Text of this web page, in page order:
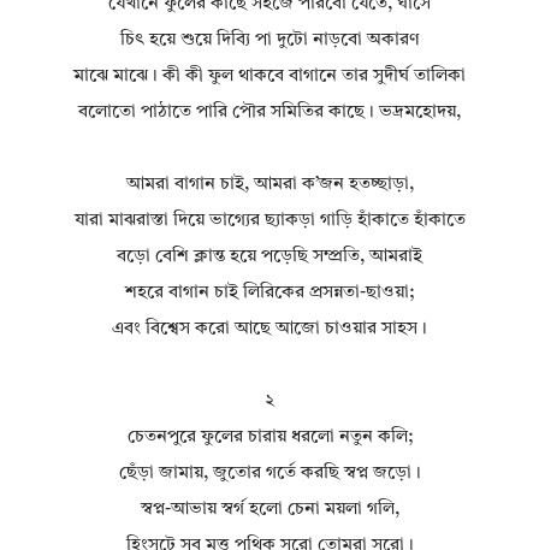
যেখানে ফুলের কাছে সহজে পারবো যেতে, ঘাসে
চিৎ হয়ে শুয়ে দিব্যি পা দুটো নাড়বো অকারণ
মাঝে মাঝে। কী কী ফুল থাকবে বাগানে তার সুদীর্ঘ তালিকা
বলোতো পাঠাতে পারি পৌর সমিতির কাছে। ভদ্রমহোদয়,
আমরা বাগান চাই, আমরা ক’জন হতচ্ছাড়া,
যারা মাঝরাস্তা দিয়ে ভাগ্যের ছ্যাকড়া গাড়ি হাঁকাতে হাঁকাতে
বড়ো বেশি ক্লান্ত হয়ে পড়েছি সম্প্রতি, আমরাই
শহরে বাগান চাই লিরিকের প্রসন্নতা-ছাওয়া;
এবং বিশ্বেস করো আছে আজো চাওয়ার সাহস।
২
চেতনপুরে ফুলের চারায় ধরলো নতুন কলি;
ছেঁড়া জামায়, জুতোর গর্তে করছি স্বপ্ন জড়ো।
স্বপ্ন-আভায় স্বর্গ হলো চেনা ময়লা গলি,
হিংসুটে সব মত্ত পথিক সরো তোমরা সরো।